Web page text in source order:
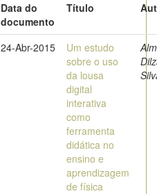
Data do
documento
Título
24-Abr-2015
Um estudo
sobre o uso
da lousa
digital
interativa
como
ferramenta
didática no
ensino e
aprendizagem
de física